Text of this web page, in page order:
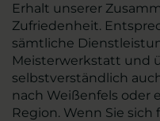
Erhalt unserer
Zufriedenheit.
sämtliche
Meisterwerkstatt und
selbstverständlich
nach Weißenfels oder
Region. Wenn Sie sich